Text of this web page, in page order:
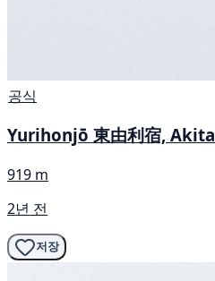
공식
Yurihonjō 東由利宿, Akita
919 m
2년 전
저장